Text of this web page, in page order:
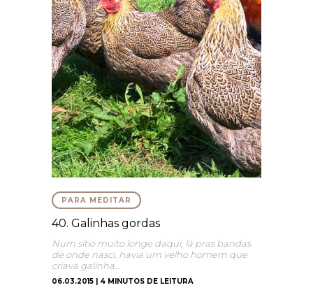
PARA MEDITAR
40. Galinhas gordas
Num sítio muito longe daqui, lá pras bandas
de onde nasci, havia um velho homem que
criava galinha…
06.03.2015 | 4 MINUTOS DE LEITURA